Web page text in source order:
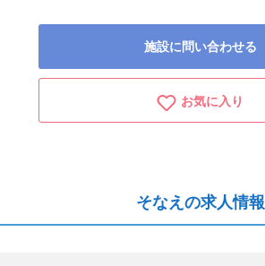
施設に問い合わせる
お気に入り
そなえの求人情報